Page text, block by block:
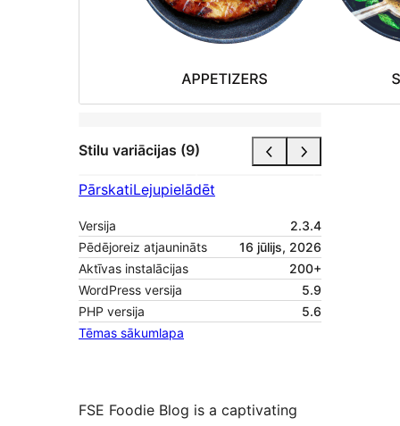
Stilu variācijas (9)
PārskatiLejupielādēt
Versija
2.3.4
Pēdējoreiz atjaunināts
16 jūlijs, 2026
Aktīvas instalācijas
200+
WordPress versija
5.9
PHP versija
5.6
Tēmas sākumlapa
FSE Foodie Blog is a captivating